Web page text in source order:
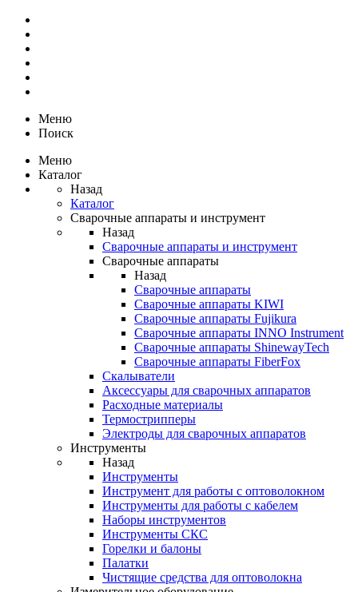
Меню
Поиск
Меню
Каталог
Назад
Каталог
Сварочные аппараты и инструмент
Назад
Сварочные аппараты и инструмент
Сварочные аппараты
Назад
Сварочные аппараты
Сварочные аппараты KIWI
Сварочные аппараты Fujikura
Сварочные аппараты INNO Instrument
Сварочные аппараты ShinewayTech
Cварочные аппараты FiberFox
Скалыватели
Аксессуары для сварочных аппаратов
Расходные материалы
Термострипперы
Электроды для сварочных аппаратов
Инструменты
Назад
Инструменты
Инструмент для работы с оптоволокном
Инструменты для работы с кабелем
Наборы инструментов
Инструменты СКС
Горелки и балоны
Палатки
Чистящие средства для оптоволокна